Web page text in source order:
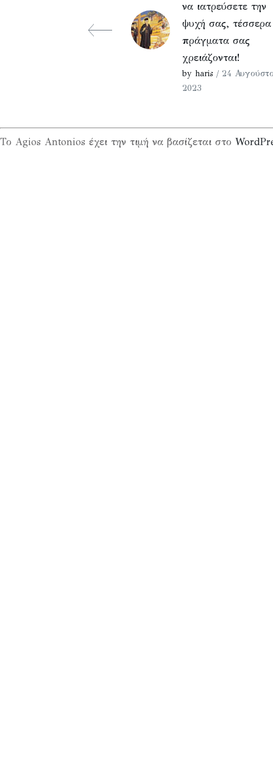
να ιατρεύσετε την
ψυχή σας, τέσσερα
πράγματα σας
χρειάζονται!
by haris / 24
2023
Το Agios Antonios έχει την τιμή να βασίζεται στο